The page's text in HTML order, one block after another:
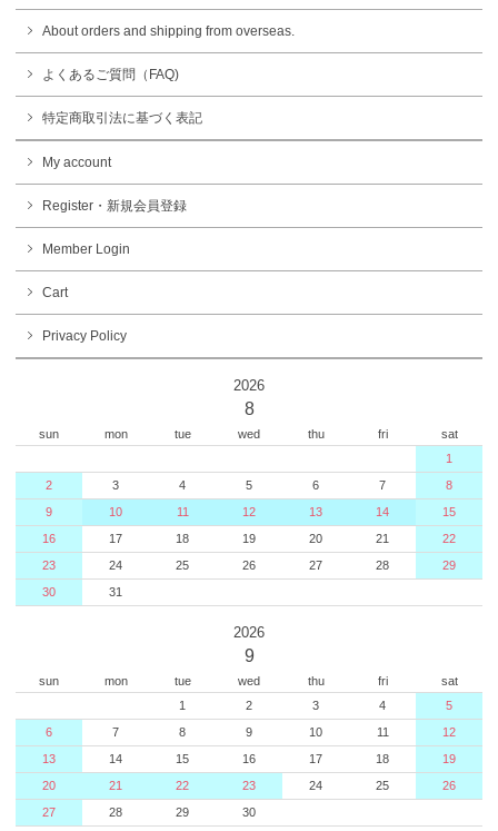
About orders and shipping from overseas.
よくあるご質問（FAQ)
特定商取引法に基づく表記
My account
Register・新規会員登録
Member Login
Cart
Privacy Policy
2026
8
sun mon tue wed thu fri
sat
1
2
3 4 5 6 7
8
9
10 11 12 13 14
15
16
17 18 19 20 21
22
23
24 25 26 27 28
29
30
31
2026
9
sun mon tue wed thu fri
sat
1
2 3 4
5
6
7 8 9 10 11
12
13
14 15 16 17 18
19
20
21 22 23 24 25
26
27
28 29 30